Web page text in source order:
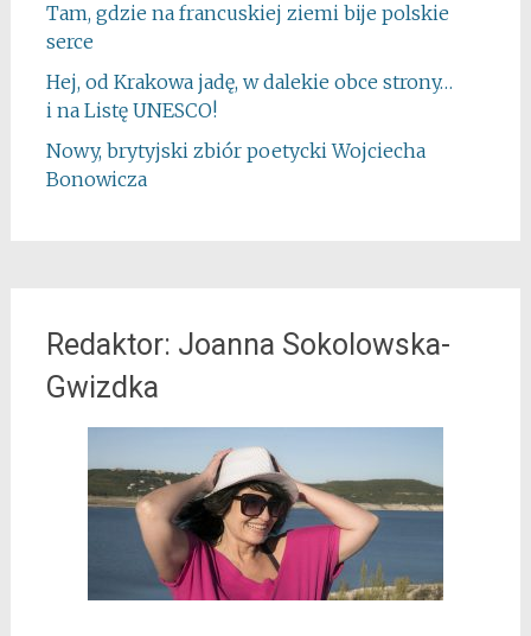
Tam, gdzie na francuskiej ziemi bije polskie
serce
Hej, od Krakowa jadę, w dalekie obce strony…
i na Listę UNESCO!
Nowy, brytyjski zbiór poetycki Wojciecha
Bonowicza
Redaktor: Joanna Sokolowska-
Gwizdka